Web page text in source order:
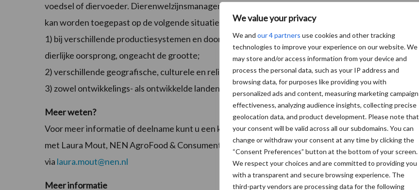
We value your privacy
We and our 4 partners use cookies and other tracking
technologies to improve your experience on our website. We
may store and/or access information from your device and
process the personal data, such as your IP address and
browsing data, for purposes like providing you with
personalized ads and content, measuring marketing campaign
effectiveness, analyzing audience insights, collecting precise
geolocation data, and product development. Please note that
your consent will be valid across all our subdomains. You can
change or withdraw your consent at any time by clicking the
“Consent Preferences” button at the bottom of your screen.
We respect your choices and are committed to providing you
with a transparent and secure browsing experience. The
third-party vendors are processing data for the following
voedsel of diervoeder. Dierenwelzijnsmanagement zoals beschreven in deze Technical Specification
kan worden toegepast op de volgende situaties:
1) bij verschillende productiesystemen en door diverse organisaties in de keten voor producten van
dierlijke oorsprong, ongeacht de grootte;
2) verschillende geografische, culturele en religieuze contexten;
3) zowel ontwikkelings- als ontwikkelde landen.
Meer weten?
Voor meer informatie of deelname kunt u een kijkje nemen in het commissieplan of contact opnemen
met Laura Mout, NEN AgroFood & Consument, telefoon (015) 2 690 436, of per e-mail
via laura.mout@nen.nl
Meer informatie